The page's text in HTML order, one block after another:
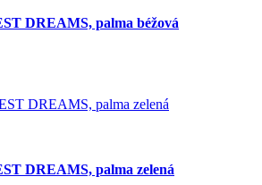
DREAMS, palma béžová
DREAMS, palma zelená